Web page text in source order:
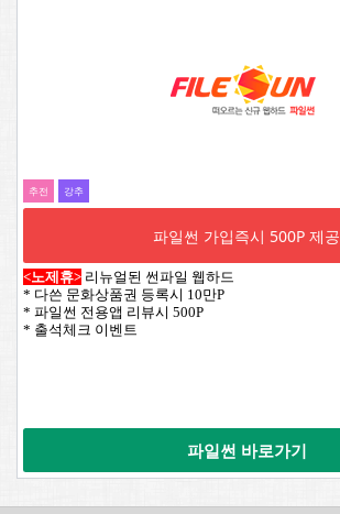
추전 강추
파일썬 가입즉시 500P 제공
<노제휴> 리뉴얼된 썬파일 웹하드
* 다쓴 문화상품권 등록시 10만P
* 파일썬 전용앱 리뷰시 500P
* 출석체크 이벤트
파일썬 바로가기